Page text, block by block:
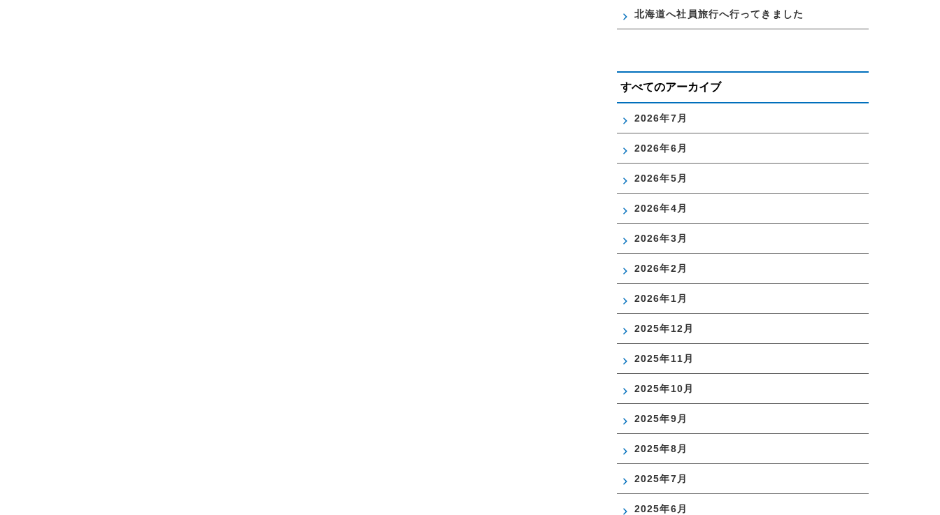
北海道へ社員旅行へ行ってきました
すべてのアーカイブ
2026年7月
2026年6月
2026年5月
2026年4月
2026年3月
2026年2月
2026年1月
2025年12月
2025年11月
2025年10月
2025年9月
2025年8月
2025年7月
2025年6月